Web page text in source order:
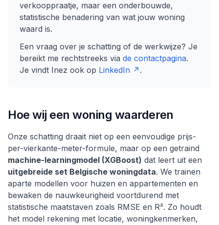
verkooppraatje, maar een onderbouwde,
statistische benadering van wat jouw woning
waard is.
Een vraag over je schatting of de werkwijze? Je
bereikt me rechtstreeks via de contactpagina.
Je vindt Inez ook op LinkedIn ↗ .
Hoe wij een woning waarderen
Onze schatting draait niet op een eenvoudige prijs-
per-vierkante-meter-formule, maar op een getraind
machine-learningmodel (XGBoost) dat leert uit een
uitgebreide set Belgische woningdata. We trainen
aparte modellen voor huizen en appartementen en
bewaken de nauwkeurigheid voortdurend met
statistische maatstaven zoals RMSE en R². Zo houdt
het model rekening met locatie, woningkenmerken,